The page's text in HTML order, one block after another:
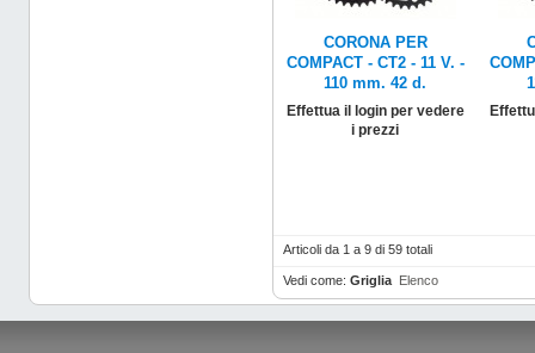
CORONA PER
COMPACT - CT2 - 11 V. -
110 mm. 42 d.
Effettua il login per vedere
i prezzi
Articoli da 1 a 9 di 59 totali
Vedi come: Griglia Elenco